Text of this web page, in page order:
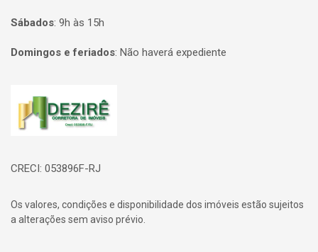
Sábados: 9h às 15h
Domingos e feriados: Não haverá expediente
Página inicial
CRECI: 053896F-RJ
Os valores, condições e disponibilidade dos imóveis estão sujeitos
a alterações sem aviso prévio.